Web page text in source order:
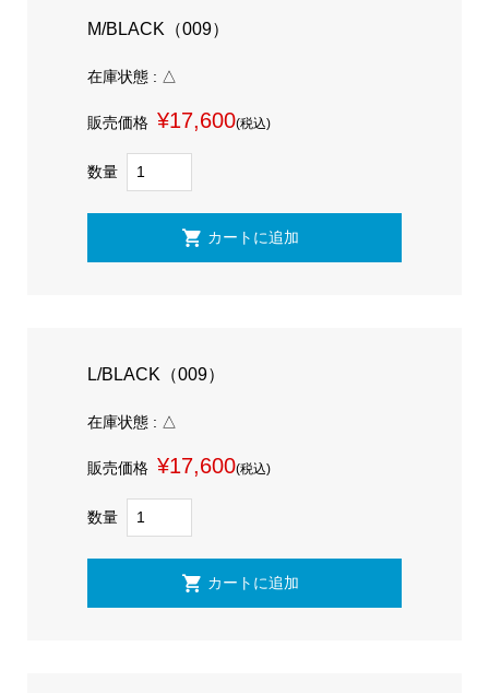
M/BLACK（009）
在庫状態 : △
販売価格 ¥17,600(税込)
数量
L/BLACK（009）
在庫状態 : △
販売価格 ¥17,600(税込)
数量